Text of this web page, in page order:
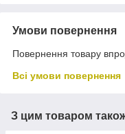
Умови повернення
Повернення товару
Всі умови повернення
З цим товаром